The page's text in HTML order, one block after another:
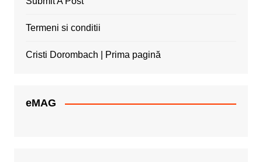
Termeni si conditii
Cristi Dorombach | Prima pagină
eMAG